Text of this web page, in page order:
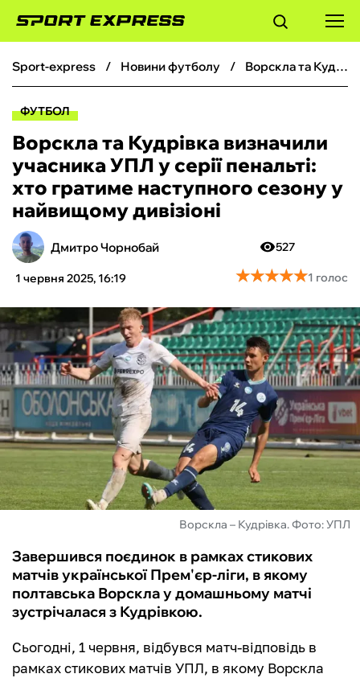
ФУТБОЛ
БОКС
ХОКЕЙ
ТЕНІС
КІБЕРСПОРТ
ЧС-2026
ФУТЗАЛ
ІНШІ
БУКМЕКЕРИ
sport-express новини футболу Ворскла та Кудрівка визначили учасника УПЛ у серії пенальті: хто гратиме наступного сезону у найвищому дивізіоні
ФУТБОЛ
Ворскла та Кудрівка визначили
учасника УПЛ у серії пенальті:
хто гратиме наступного сезону у
найвищому дивізіоні
Дмитро Чорнобай
1 червня 2025, 16:19
527
★★★★★
★★★★★1 голос
Ворскла – Кудрівка. Фото: УПЛ
Завершився поєдинок в рамках стикових
матчів української Прем'єр-ліги, в якому
полтавська Ворскла у домашньому матчі
зустрічалася з Кудрівкою.
Сьогодні, 1 червня, відбувся матч-відповідь в
рамках стикових матчів УПЛ, в якому Ворскла